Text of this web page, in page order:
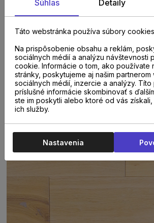
100 % masívne dubové podlahy
.
dodávajú vznešený vhľad, zväčšujú
znak exkluzivity.
Popis triedenia :
RC- na pohľadovej časti parkety sú
priemeru 70mm, je povolená zmena
až do 30% šírky a drobné praskliny.
Súhlas Detaily
Táto webstránka používa súbory cookies
Na prispôsobenie obsahu a reklám,
sociálnych médií a analýzu návštevnosti
cookie. Informácie o tom, ako používate
stránky, poskytujeme aj našim partnerom
sociálnych médií, inzercie a analýzy. Títo
príslušné informácie skombinovať s
ste im poskytli alebo ktoré od vás
ich služby.
Nastavenia